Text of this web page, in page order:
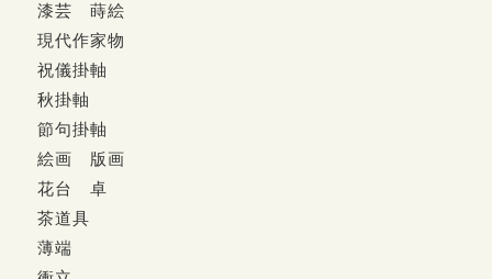
漆芸 蒔絵
現代作家物
祝儀掛軸
秋掛軸
節句掛軸
絵画 版画
花台 卓
茶道具
薄端